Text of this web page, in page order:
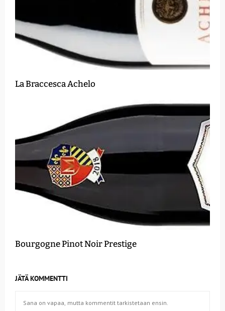
La Braccesca Achelo
Bourgogne Pinot Noir Prestige
JÄTÄ KOMMENTTI